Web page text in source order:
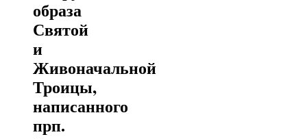
образа
Святой
и
Живоначальной
Троицы,
написанного
прп.